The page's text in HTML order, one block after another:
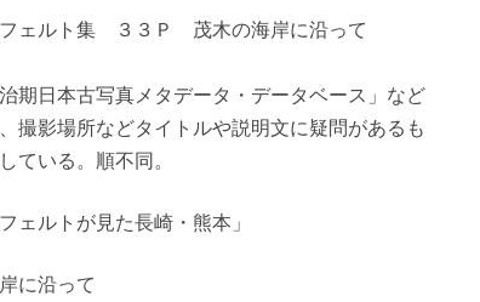
ェルト集 ３３Ｐ 茂木の海岸に沿って
期日本古写真メタデータ・データベース」など
撮影場所などタイトルや説明文に疑問があるも
ている。順不同。
ルトが見た長崎・熊本」
沿って